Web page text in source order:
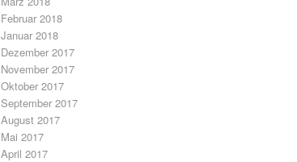
Februar 2018
Januar 2018
Dezember 2017
November 2017
Oktober 2017
September 2017
August 2017
Mai 2017
April 2017